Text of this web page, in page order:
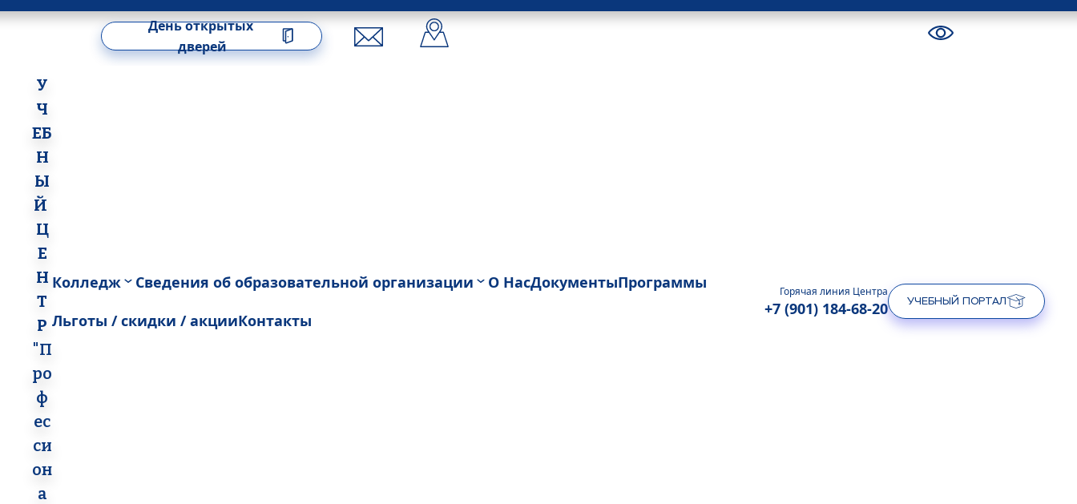
День открытых
дверей
У
Ч
ЕБ
Н
Ы
Й
Ц
Е
Н
Т
Р
"П
ро
ф
ес
си
он
а
Колледж Сведения об образовательной организации О НасДокументыПрограммы
Льготы / скидки / акцииКонтакты
Горячая линия Центра
+7 (901) 184-68-20 УЧЕБНЫЙ ПОРТАЛ